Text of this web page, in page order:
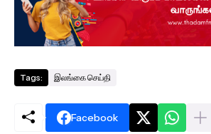
Tags: இலங்கை செய்தி
Facebook